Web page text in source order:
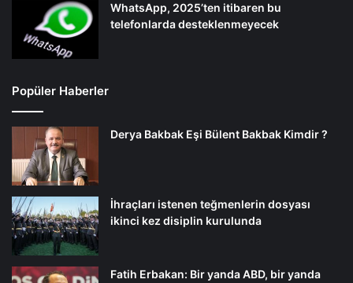
WhatsApp, 2025’ten itibaren bu
telefonlarda desteklenmeyecek
Popüler Haberler
Derya Bakbak Eşi Bülent Bakbak Kimdir ?
İhraçları istenen teğmenlerin dosyası
ikinci kez disiplin kurulunda
Fatih Erbakan: Bir yanda ABD, bir yanda